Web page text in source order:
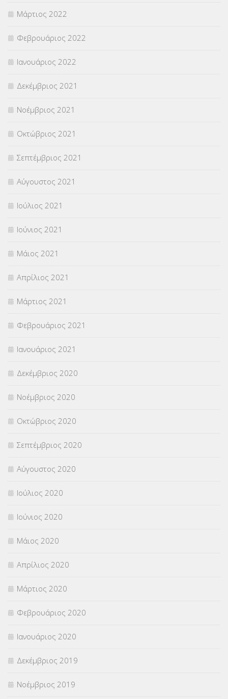
Μάρτιος 2022
Φεβρουάριος 2022
Ιανουάριος 2022
Δεκέμβριος 2021
Νοέμβριος 2021
Οκτώβριος 2021
Σεπτέμβριος 2021
Αύγουστος 2021
Ιούλιος 2021
Ιούνιος 2021
Μάιος 2021
Απρίλιος 2021
Μάρτιος 2021
Φεβρουάριος 2021
Ιανουάριος 2021
Δεκέμβριος 2020
Νοέμβριος 2020
Οκτώβριος 2020
Σεπτέμβριος 2020
Αύγουστος 2020
Ιούλιος 2020
Ιούνιος 2020
Μάιος 2020
Απρίλιος 2020
Μάρτιος 2020
Φεβρουάριος 2020
Ιανουάριος 2020
Δεκέμβριος 2019
Νοέμβριος 2019